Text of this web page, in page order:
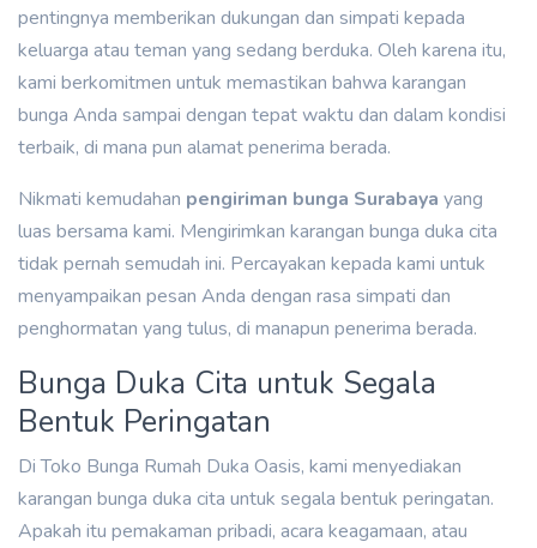
pentingnya memberikan dukungan dan simpati kepada
keluarga atau teman yang sedang berduka. Oleh karena itu,
kami berkomitmen untuk memastikan bahwa karangan
bunga Anda sampai dengan tepat waktu dan dalam kondisi
terbaik, di mana pun alamat penerima berada.
Nikmati kemudahan pengiriman bunga Surabaya yang
luas bersama kami. Mengirimkan karangan bunga duka cita
tidak pernah semudah ini. Percayakan kepada kami untuk
menyampaikan pesan Anda dengan rasa simpati dan
penghormatan yang tulus, di manapun penerima berada.
Bunga Duka Cita untuk Segala
Bentuk Peringatan
Di Toko Bunga Rumah Duka Oasis, kami menyediakan
karangan bunga duka cita untuk segala bentuk peringatan.
Apakah itu pemakaman pribadi, acara keagamaan, atau